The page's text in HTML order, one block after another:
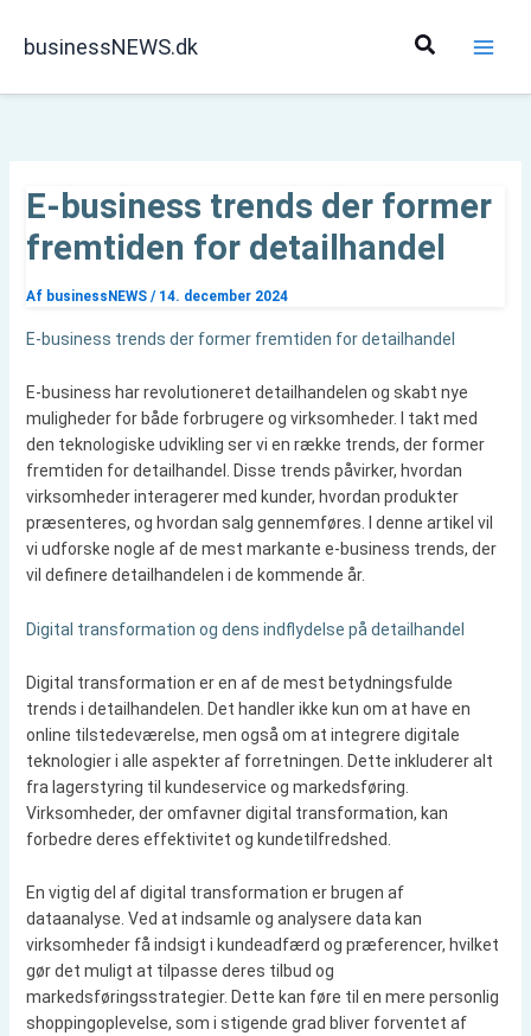
businessNEWS.dk Søg
E-business trends der former
fremtiden for detailhandel
Af businessNEWS / 14. december 2024
E-business trends der former fremtiden for detailhandel
E-business har revolutioneret detailhandelen og skabt nye
muligheder for både forbrugere og virksomheder. I takt med
den teknologiske udvikling ser vi en række trends, der former
fremtiden for detailhandel. Disse trends påvirker, hvordan
virksomheder interagerer med kunder, hvordan produkter
præsenteres, og hvordan salg gennemføres. I denne artikel vil
vi udforske nogle af de mest markante e-business trends, der
vil definere detailhandelen i de kommende år.
Digital transformation og dens indflydelse på detailhandel
Digital transformation er en af de mest betydningsfulde
trends i detailhandelen. Det handler ikke kun om at have en
online tilstedeværelse, men også om at integrere digitale
teknologier i alle aspekter af forretningen. Dette inkluderer alt
fra lagerstyring til kundeservice og markedsføring.
Virksomheder, der omfavner digital transformation, kan
forbedre deres effektivitet og kundetilfredshed.
En vigtig del af digital transformation er brugen af
dataanalyse. Ved at indsamle og analysere data kan
virksomheder få indsigt i kundeadfærd og præferencer, hvilket
gør det muligt at tilpasse deres tilbud og
markedsføringsstrategier. Dette kan føre til en mere personlig
shoppingoplevelse, som i stigende grad bliver forventet af